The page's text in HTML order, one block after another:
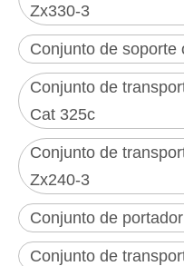
Zx330-3
Conjunto de soporte
Conjunto de
Cat 325c
Conjunto de
Zx240-3
Conjunto de
Conjunto de